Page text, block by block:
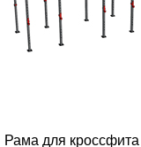
Рама для кроссфита